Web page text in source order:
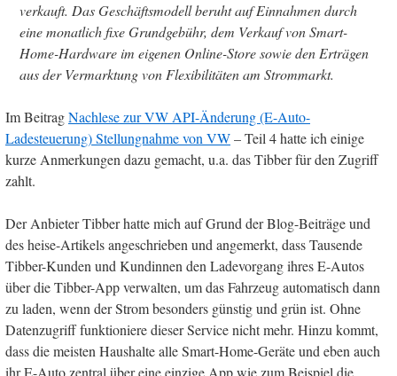
verkauft. Das Geschäftsmodell beruht auf Einnahmen durch
eine monatlich fixe Grundgebühr, dem Verkauf von Smart-
Home-Hardware im eigenen Online-Store sowie den Erträgen
aus der Vermarktung von Flexibilitäten am Strommarkt.
Im BeitragNachlese zur VW API-Änderung (E-Auto-
Ladesteuerung) Stellungnahme von VW– Teil 4 hatte ich einige
kurze Anmerkungen dazu gemacht, u.a. das Tibber für den Zugriff
zahlt.
Der Anbieter Tibber hatte mich auf Grund der Blog-Beiträge und
des heise-Artikels angeschrieben und angemerkt, dass Tausende
Tibber-Kunden und Kundinnen den Ladevorgang ihres E-Autos
über die Tibber-App verwalten, um das Fahrzeug automatisch dann
zu laden, wenn der Strom besonders günstig und grün ist. Ohne
Datenzugriff funktioniere dieser Service nicht mehr. Hinzu kommt,
dass die meisten Haushalte alle Smart-Home-Geräte und eben auch
ihr E-Auto zentral über eine einzige App wie zum Beispiel die